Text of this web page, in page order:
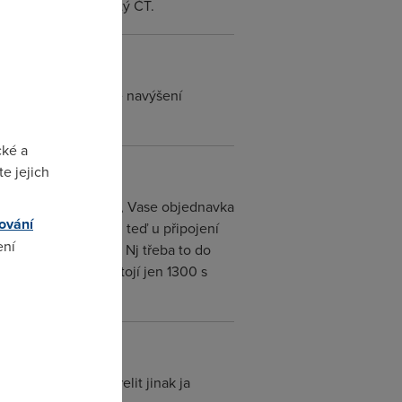
bomba. Zlatý ČT.
že u mne navýšení
Vazeny uzivateli, Vase objednavka
???? No sice mám teď u připojení
max 112KB/s. Nj třeba to do
EXTREME který stojí jen 1300 s
nic nerucej . Zastrelit jinak ja
a
jejich